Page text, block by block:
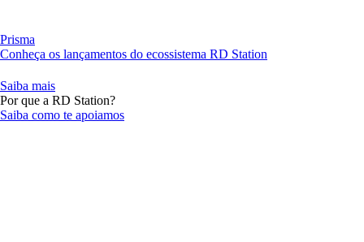
Prisma
Conheça os lançamentos do ecossistema RD Station
Saiba mais
Por que a RD Station?
Saiba como te apoiamos